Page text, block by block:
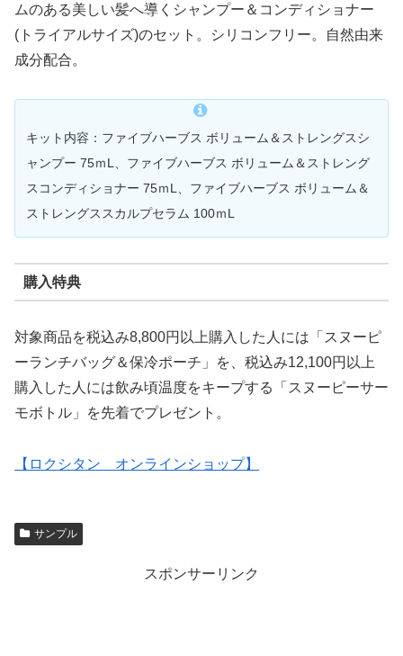
ムのある美しい髪へ導くシャンプー＆コンディショナー
(トライアルサイズ)のセット。シリコンフリー。自然由来
成分配合。
キット内容：ファイブハーブス ボリューム＆ストレングスシ
ャンプー 75ｍL、ファイブハーブス ボリューム＆ストレング
スコンディショナー 75ｍL、ファイブハーブス ボリューム＆
ストレングススカルプセラム 100ｍL
購入特典
対象商品を税込み8,800円以上購入した人には「スヌーピ
ーランチバッグ＆保冷ポーチ」を、税込み12,100円以上
購入した人には飲み頃温度をキープする「スヌーピーサー
モボトル」を先着でプレゼント。
【ロクシタン オンラインショップ】
サンプル
スポンサーリンク